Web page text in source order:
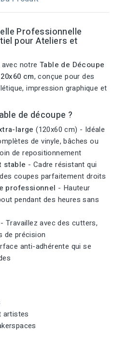
Professionnelle
pour Ateliers et
notre Table de Découpe
cm, conçue pour des
impression graphique et
de découpe ?
large (120x60 cm) - Idéale
de vinyle, bâches ou
de repositionnement
stable - Cadre résistant qui
coupes parfaitement droits
professionnel - Hauteur
pendant des heures sans
- Travaillez avec des cutters,
de précision
anti-adhérente qui se
artistes